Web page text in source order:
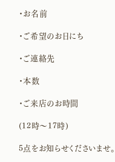
・お名前
・ご希望のお日にち
・ご連絡先
・本数
・ご来店のお時間
(12時〜17時)
5点をお知らせくださいませ。